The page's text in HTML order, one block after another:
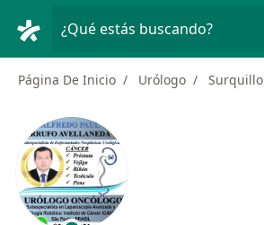
¿Qué estás buscando?
Página De Inicio Urólogo Surquillo